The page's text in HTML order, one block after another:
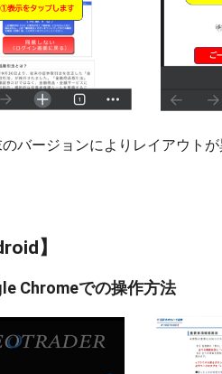
バージョンによりレイアウトが
】
Chromeでの操作方法